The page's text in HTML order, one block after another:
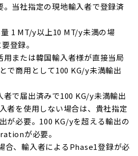
。当社指定の現地輸入者で登録済
1 MT/y以上10 MT/y未満の場
登録。
用または韓国輸入者様が直接当局
で商用として100 KG/y未満輸出
者で届出済みで100 KG/y未満輸出
者を使用しない場合は、貴社指定
が必要。100 KG/yを超える輸出の
が必要。
合、輸入者によるPhase1登録が必